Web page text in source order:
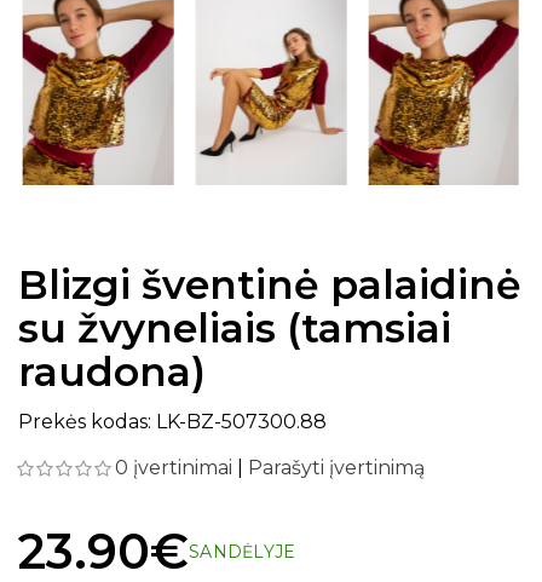
Blizgi šventinė palaidinė
su žvyneliais (tamsiai
raudona)
Prekės kodas: LK-BZ-507300.88
0 įvertinimai
Parašyti įvertinimą
23.90€SANDĖLYJE